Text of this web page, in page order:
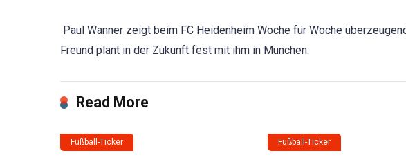
Paul Wanner zeigt beim FC Heidenheim Woche für Woche
Freund plant in der Zukunft fest mit ihm in München.
Read More
Fußball-Ticker Fußball-Ticker